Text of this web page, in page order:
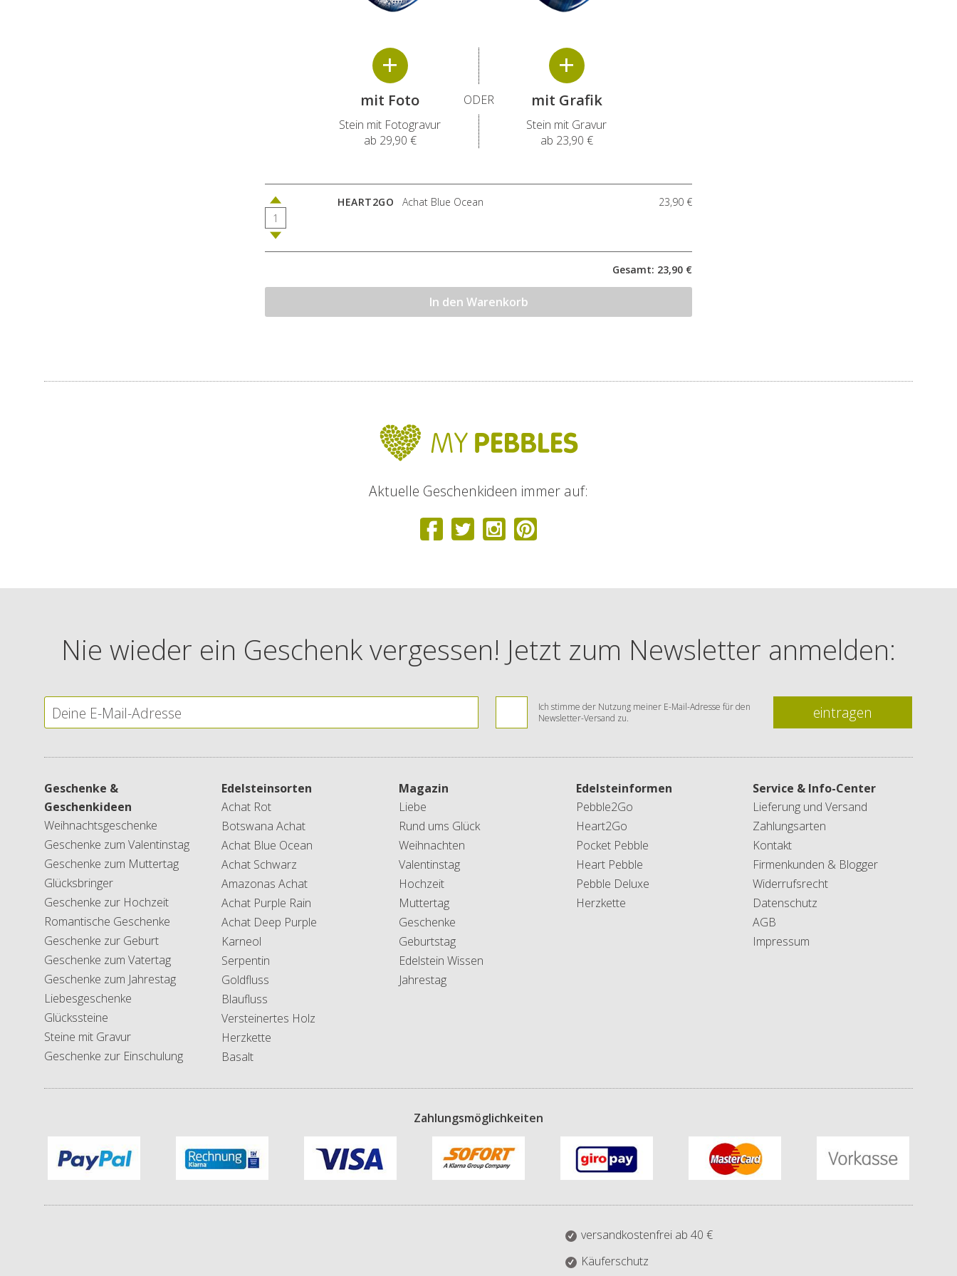
ODER
mit Foto
Stein mit Fotogravur
ab 29,90 €
mit Grafik
Stein mit Gravur
ab 23,90 €
HEART2GO Achat Blue Ocean 23,90 €
Gesamt: 23,90 €
In den Warenkorb
Aktuelle Geschenkideen immer auf:
Nie wieder ein Geschenk vergessen! Jetzt zum Newsletter anmelden:
Ich stimme der Nutzung meiner E-Mail-Adresse für den
Newsletter-Versand zu.
eintragen
Geschenke &
Geschenkideen
Weihnachtsgeschenke
Geschenke zum Valentinstag
Geschenke zum Muttertag
Glücksbringer
Geschenke zur Hochzeit
Romantische Geschenke
Geschenke zur Geburt
Geschenke zum Vatertag
Geschenke zum Jahrestag
Liebesgeschenke
Glückssteine
Steine mit Gravur
Geschenke zur Einschulung
Edelsteinsorten
Achat Rot
Botswana Achat
Achat Blue Ocean
Achat Schwarz
Amazonas Achat
Achat Purple Rain
Achat Deep Purple
Karneol
Serpentin
Goldfluss
Blaufluss
Versteinertes Holz
Herzkette
Basalt
Magazin
Liebe
Rund ums Glück
Weihnachten
Valentinstag
Hochzeit
Muttertag
Geschenke
Geburtstag
Edelstein Wissen
Jahrestag
Edelsteinformen
Pebble2Go
Heart2Go
Pocket Pebble
Heart Pebble
Pebble Deluxe
Herzkette
Service & Info-Center
Lieferung und Versand
Zahlungsarten
Kontakt
Firmenkunden & Blogger
Widerrufsrecht
Datenschutz
AGB
Impressum
Zahlungsmöglichkeiten
versandkostenfrei ab 40 €
Käuferschutz